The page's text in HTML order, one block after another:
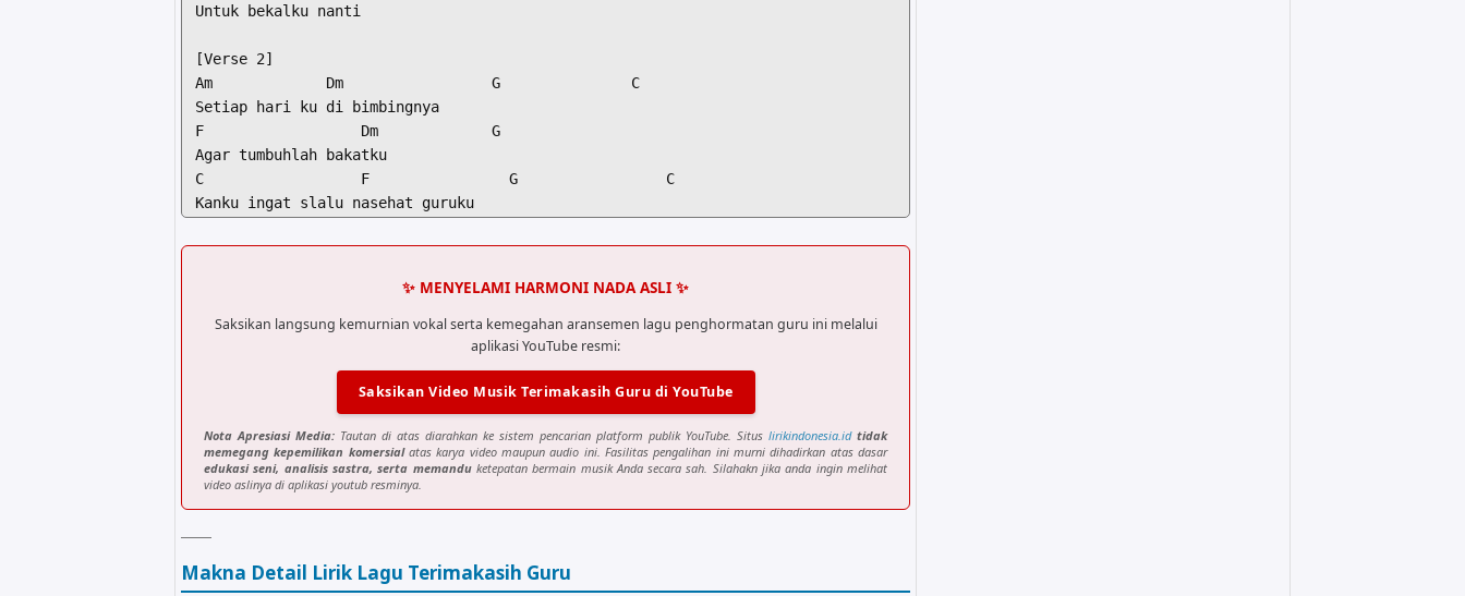
Untuk bekalku nanti
[Verse 2]
Am             Dm                 G               C
Setiap hari ku di bimbingnya
F                  Dm             G
Agar tumbuhlah bakatku
C                  F                G                 C
Kanku ingat slalu nasehat guruku
Trima kasihku guruku
[Interlude / Hum Seriosa]
F  G  C  Am
Am             Dm                 G               C
Setiap hariku di bimbingnya
F                  Dm             G
Agar tumbuhlah bakatku
C                  F                G                 C
Kanku ingat slalu nasehat guruku
Am             G                     C
Trima kasihku ku guruku
✨ MENYELAMI HARMONI NADA ASLI ✨
Saksikan langsung kemurnian vokal serta kemegahan aransemen lagu penghormatan guru ini melalui
aplikasi YouTube resmi:
Saksikan Video Musik Terimakasih Guru di YouTube
Nota Apresiasi Media: Tautan di atas diarahkan ke sistem pencarian platform publik YouTube. Situs lirikindonesia.id tidak
memegang kepemilikan komersialatas karya video maupun audio ini. Fasilitas pengalihan ini murni dihadirkan atas dasar
edukasi seni, analisis sastra, serta memanduketepatan bermain musik Anda secara sah. Silahakn jika anda ingin melihat
video aslinya di aplikasi youtub resminya.
Makna Detail Lirik Lagu Terimakasih Guru